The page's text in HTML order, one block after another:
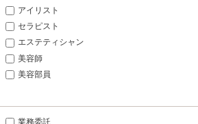
アイリスト
セラピスト
エステティシャン
美容師
美容部員
業務委託